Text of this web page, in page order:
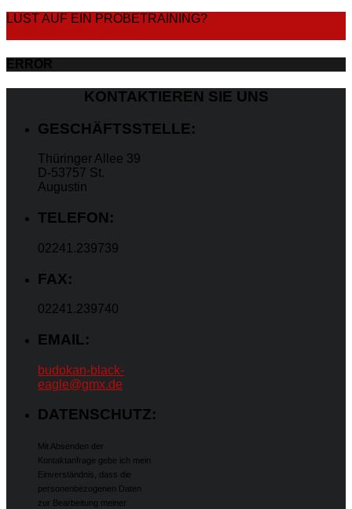
LUST AUF EIN PROBETRAINING?
ERROR
KONTAKTIEREN SIE UNS
GESCHÄFTSSTELLE:
Thüringer Allee 39
D-53757 St.
Augustin
TELEFON:
02241.239739
FAX:
02241.239740
EMAIL:
budokan-black-
eagle@gmx.de
DATENSCHUTZ:
Mit Absenden der
Kontaktanfrage gebe ich mein
Einverständnis, dass die
personenbezogenen Daten
zur Bearbeitung meiner